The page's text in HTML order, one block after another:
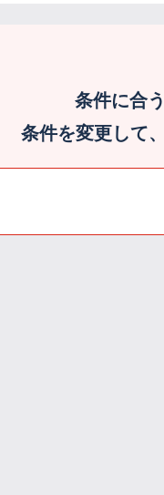
条件に合
条件を変更して